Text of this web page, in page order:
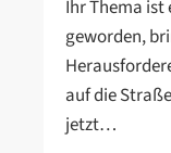
Ihr Thema
geworden,
auf die
jetzt…